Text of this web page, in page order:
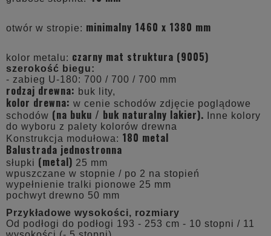
otwór w stropie: minimalny 1460 x 1380 mm
kolor metalu: czarny mat struktura (9005)
szerokość biegu:
- zabieg U-180: 700 / 700 / 700 mm
rodzaj drewna: buk lity,
kolor drewna: w cenie schodów zdjęcie poglądowe
schodów (na buku / buk naturalny lakier).
Inne kolory
do wyboru z palety kolorów drewna
Konstrukcja modułowa: 180 metal
Balustrada jednostronna
słupki (metal) 25 mm
wpuszczane w stopnie / po 2 na stopień
wypełnienie tralki pionowe 25 mm
pochwyt drewno 50 mm
Przykładowe wysokości, rozmiary
Od podłogi do podłogi 193 - 253 cm - 10 stopni / 11